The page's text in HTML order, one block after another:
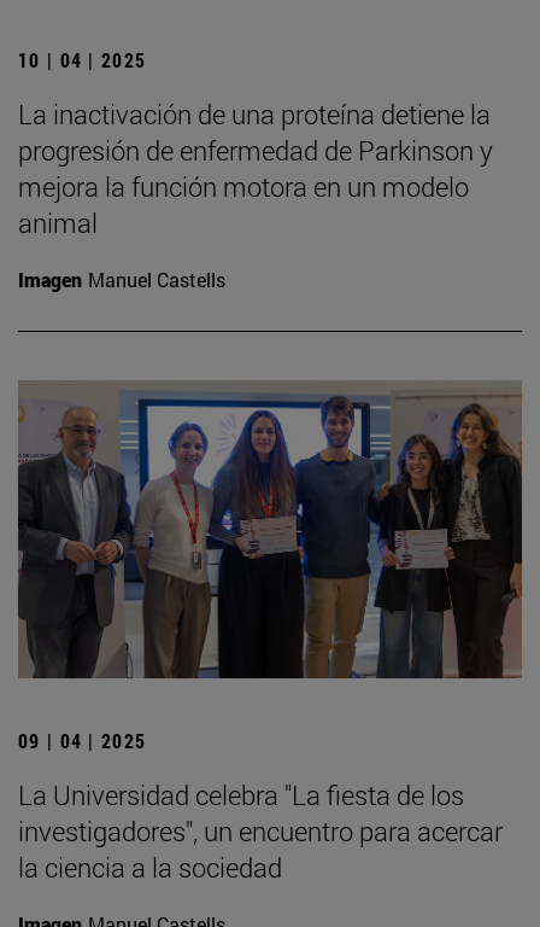
10 | 04 | 2025
La inactivación de una proteína detiene la
progresión de enfermedad de Parkinson y
mejora la función motora en un modelo
animal
Imagen Manuel Castells
09 | 04 | 2025
La Universidad celebra "La fiesta de los
investigadores", un encuentro para acercar
la ciencia a la sociedad